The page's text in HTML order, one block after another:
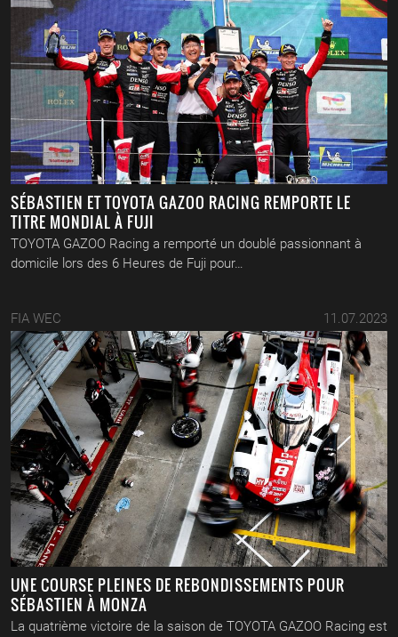
SÉBASTIEN ET TOYOTA GAZOO RACING REMPORTE LE
TITRE MONDIAL À FUJI
TOYOTA GAZOO Racing a remporté un doublé passionnant à
domicile lors des 6 Heures de Fuji pour…
FIA WEC 11.07.2023
UNE COURSE PLEINES DE REBONDISSEMENTS POUR
SÉBASTIEN À MONZA
La quatrième victoire de la saison de TOYOTA GAZOO Racing est